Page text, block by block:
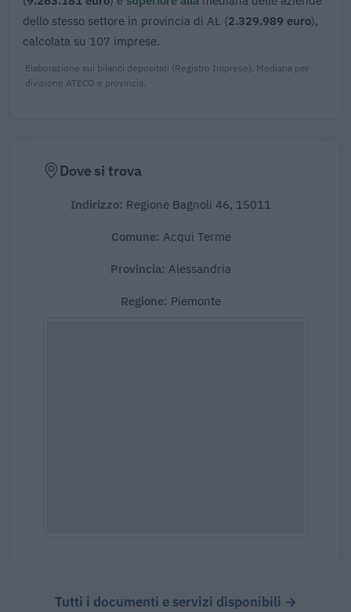
dello stesso settore in provincia di AL (2.329.989 euro),
calcolata su 107 imprese.
Elaborazione sui bilanci depositati (Registro Imprese). Mediana per
divisione ATECO e provincia.
Dove si trova
Indirizzo: Regione Bagnoli 46, 15011
Comune: Acqui Terme
Provincia: Alessandria
Regione: Piemonte
Tutti i documenti e servizi disponibili →